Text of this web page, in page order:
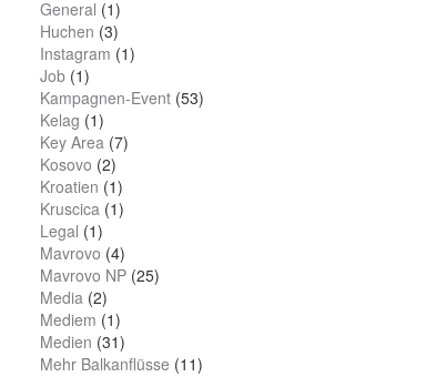
General (1)
Huchen (3)
Instagram (1)
Job (1)
Kampagnen-Event (53)
Kelag (1)
Key Area (7)
Kosovo (2)
Kroatien (1)
Kruscica (1)
Legal (1)
Mavrovo (4)
Mavrovo NP (25)
Media (2)
Mediem (1)
Medien (31)
Mehr Balkanflüsse (11)